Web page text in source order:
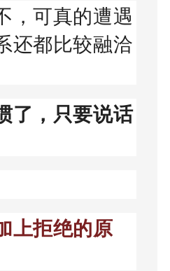
，可真的遭遇
还都比较融洽
了，只要说话
上拒绝的原